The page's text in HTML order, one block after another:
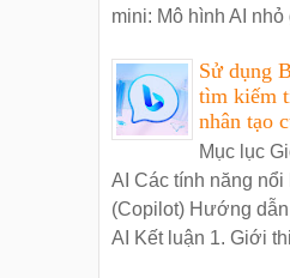
mini: Mô hình AI nhỏ
Sử dụng
tìm kiếm
nhân tạo
Mục lục
AI Các tính năng nổi
(Copilot) Hướng
AI Kết luận 1. Giới